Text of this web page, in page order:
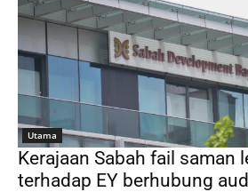
Utama
Kerajaan Sabah fail saman
terhadap EY berhubung